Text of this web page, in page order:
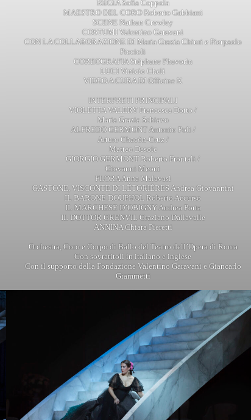
REGIA Sofia Coppola
MAESTRO DEL CORO Roberto Gabbiani
SCENE Nathan Crowley
COSTUMI Valentino Garavani
CON LA COLLABORAZIONE DI Maria Grazia Chiuri e Pierpaolo
Piccioli
COREOGRAFIA Stéphane Phavorin
LUCI Vinicio Cheli
VIDEO A CURA DI Officine K
INTERPRETI PRINCIPALI
VIOLETTA VALERY Francesca Dotto /
Maria Grazia Schiavo
ALFREDO GERMONT Antonio Poli /
Arturo Chacón-Cruz /
Matteo Desole
GIORGIO GERMONT Roberto Frontali /
Giovanni Meoni
FLORA Anna Malavasi
GASTONE, VISCONTE DI LÉTORIÈRES Andrea Giovannini
IL BARONE DOUPHOL Roberto Accurso
IL MARCHESE D’OBIGNY Andrea Porta
IL DOTTOR GRENVIL Graziano Dallavalle
ANNINA Chiara Pieretti
Orchestra, Coro e Corpo di Ballo del Teatro dell’Opera di Roma
Con sovratitoli in italiano e inglese
Con il supporto della Fondazione Valentino Garavani e Giancarlo
Giammetti